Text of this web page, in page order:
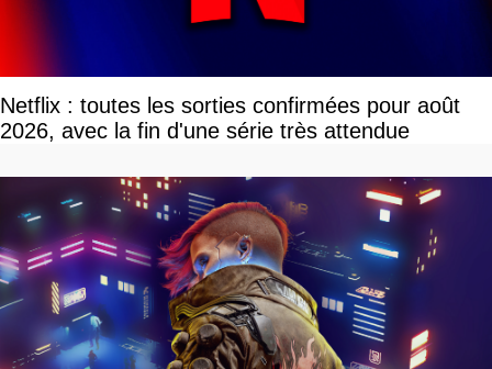
Netflix : toutes les sorties confirmées pour août
2026, avec la fin d'une série très attendue